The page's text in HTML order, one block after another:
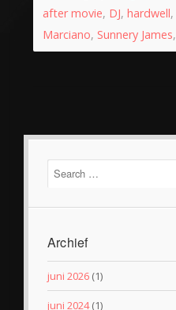
after movie, DJ, hardwell,
Marciano, Sunnery James,
Archief
juni 2026 (1)
juni 2024(1)